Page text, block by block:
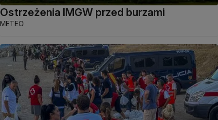
Ostrzeżenia IMGW przed burzami
METEO